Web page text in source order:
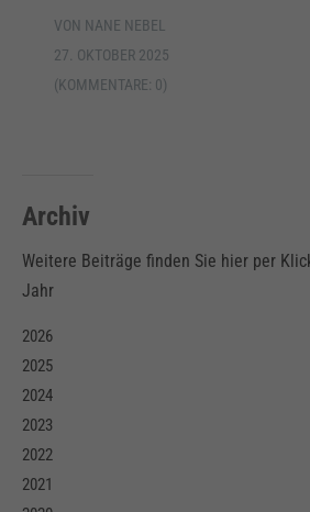
VON NANE NEBEL
27. OKTOBER 2025
(KOMMENTARE: 0)
Archiv
Weitere Beiträge finden Sie hier per
Jahr
2026
2025
2024
2023
2022
2021